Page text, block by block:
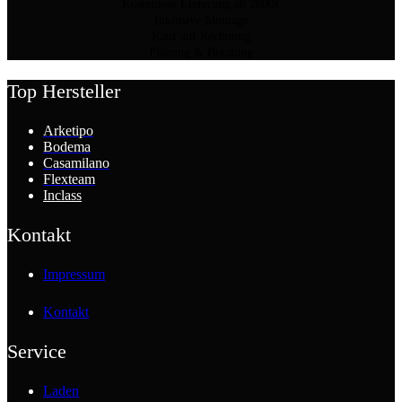
Top Hersteller
Arketipo
Bodema
Casamilano
Flexteam
Inclass
Kontakt
Impressum
Kontakt
Service
Laden